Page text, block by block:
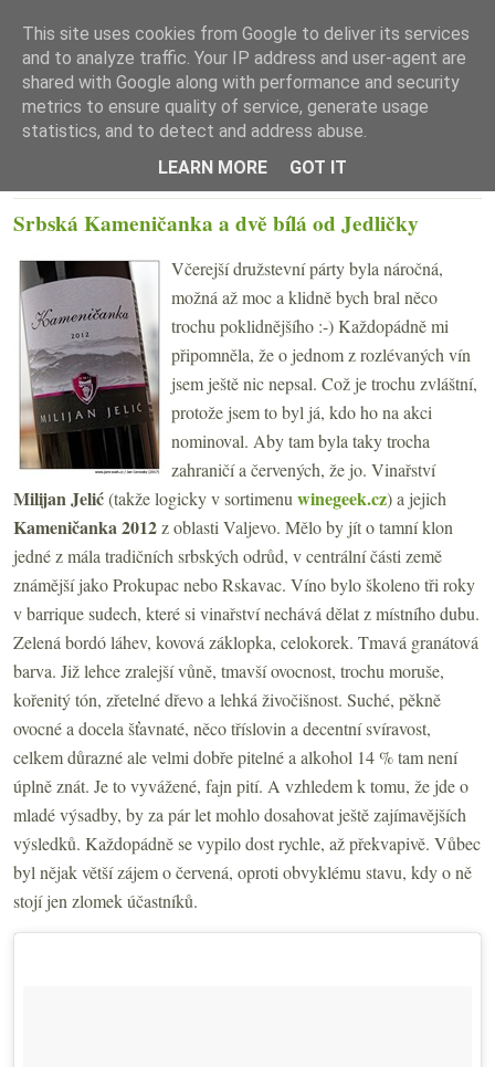
☰ Menu
Srbská Kameničanka a dvě bílá od Jedličky
Včerejší družstevní párty byla náročná,
možná až moc a klidně bych bral něco
trochu poklidnějšího :-) Každopádně mi
připomněla, že o jednom z rozlévaných vín
jsem ještě nic nepsal. Což je trochu zvláštní,
protože jsem to byl já, kdo ho na akci
nominoval. Aby tam byla taky trocha
zahraničí a červených, že jo. Vinařství
Milijan Jelić(takže logicky v sortimenu winegeek.cz) a jejich
Kameničanka 2012z oblasti Valjevo. Mělo by jít o tamní klon
jedné z mála tradičních srbských odrůd, v centrální části země
známější jako Prokupac nebo Rskavac. Víno bylo školeno tři roky
v barrique sudech, které si vinařství nechává dělat z místního dubu.
Zelená bordó láhev, kovová záklopka, celokorek. Tmavá granátová
barva. Již lehce zralejší vůně, tmavší ovocnost, trochu moruše,
kořenitý tón, zřetelné dřevo a lehká živočišnost. Suché, pěkně
ovocné a docela šťavnaté, něco tříslovin a decentní svíravost,
celkem důrazné ale velmi dobře pitelné a alkohol 14 % tam není
úplně znát. Je to vyvážené, fajn pití. A vzhledem k tomu, že jde o
mladé výsadby, by za pár let mohlo dosahovat ještě zajímavějších
výsledků. Každopádně se vypilo dost rychle, až překvapivě. Vůbec
byl nějak větší zájem o červená, oproti obvyklému stavu, kdy o ně
stojí jen zlomek účastníků.
This site uses cookies from Google to deliver its services
and to analyze traffic. Your IP address and user-agent are
shared with Google along with performance and security
metrics to ensure quality of service, generate usage
statistics, and to detect and address abuse.
LEARN MORE
GOT IT